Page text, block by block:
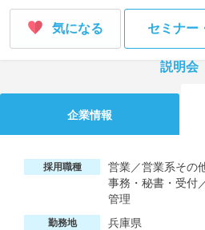
気になる セミナー
説明会
企業情報
採用職種
営業／営業系その
事務・秘書・受付
管理
勤務地 兵庫県